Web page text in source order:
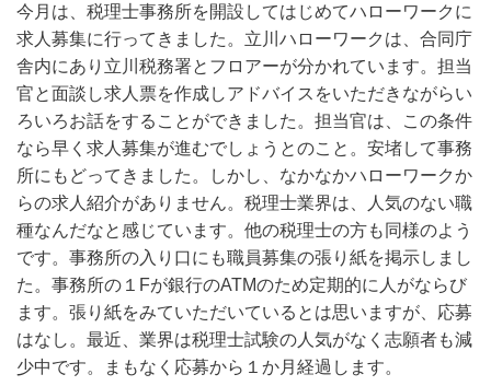
今月は、税理士事務所を開設してはじめてハローワークに
求人募集に行ってきました。立川ハローワークは、合同庁
舎内にあり立川税務署とフロアーが分かれています。担当
官と面談し求人票を作成しアドバイスをいただきながらい
ろいろお話をすることができました。担当官は、この条件
なら早く求人募集が進むでしょうとのこと。安堵して事務
所にもどってきました。しかし、なかなかハローワークか
らの求人紹介がありません。税理士業界は、人気のない職
種なんだなと感じています。他の税理士の方も同様のよう
です。事務所の入り口にも職員募集の張り紙を掲示しまし
た。事務所の１Fが銀行のATMのため定期的に人がならび
ます。張り紙をみていただいているとは思いますが、応募
はなし。最近、業界は税理士試験の人気がなく志願者も減
少中です。まもなく応募から１か月経過します。